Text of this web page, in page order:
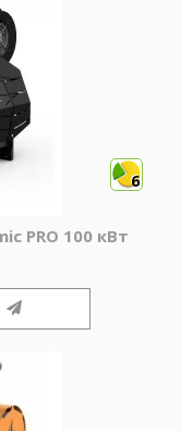
6
PRO 100 кВт